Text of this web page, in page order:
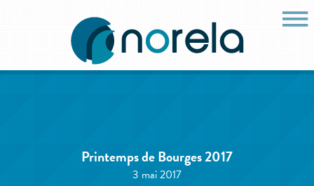
Printemps de Bourges 2017
3 mai 2017